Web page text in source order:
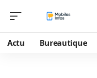
Actu Bureautique